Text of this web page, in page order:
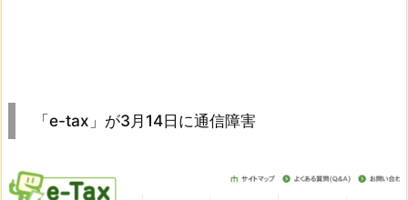
「e-tax」が3月14日に通信障害